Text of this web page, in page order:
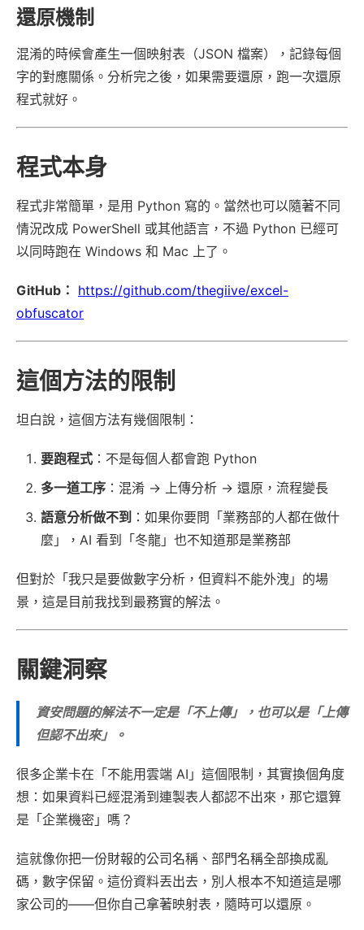
還原機制
混淆的時候會產生一個映射表（JSON 檔案），記錄每個
字的對應關係。分析完之後，如果需要還原，跑一次還原
程式就好。
程式本身
程式非常簡單，是用 Python 寫的。當然也可以隨著不同
情況改成 PowerShell 或其他語言，不過 Python 已經可
以同時跑在 Windows 和 Mac 上了。
GitHub： https://github.com/thegiive/excel-
obfuscator
這個方法的限制
坦白說，這個方法有幾個限制：
要跑程式 ：不是每個人都會跑 Python
多一道工序 ：混淆 → 上傳分析 → 還原，流程變長
語意分析做不到 ：如果你要問「業務部的人都在做什
麼」，AI 看到「冬龍」也不知道那是業務部
但對於「我只是要做數字分析，但資料不能外洩」的場
景，這是目前我找到最務實的解法。
關鍵洞察
資安問題的解法不一定是「不上傳」，也可以是「上傳
但認不出來」。
很多企業卡在「不能用雲端 AI」這個限制，其實換個角度
想：如果資料已經混淆到連製表人都認不出來，那它還算
是「企業機密」嗎？
這就像你把一份財報的公司名稱、部門名稱全部換成亂
碼，數字保留。這份資料丟出去，別人根本不知道這是哪
家公司的——但你自己拿著映射表，隨時可以還原。